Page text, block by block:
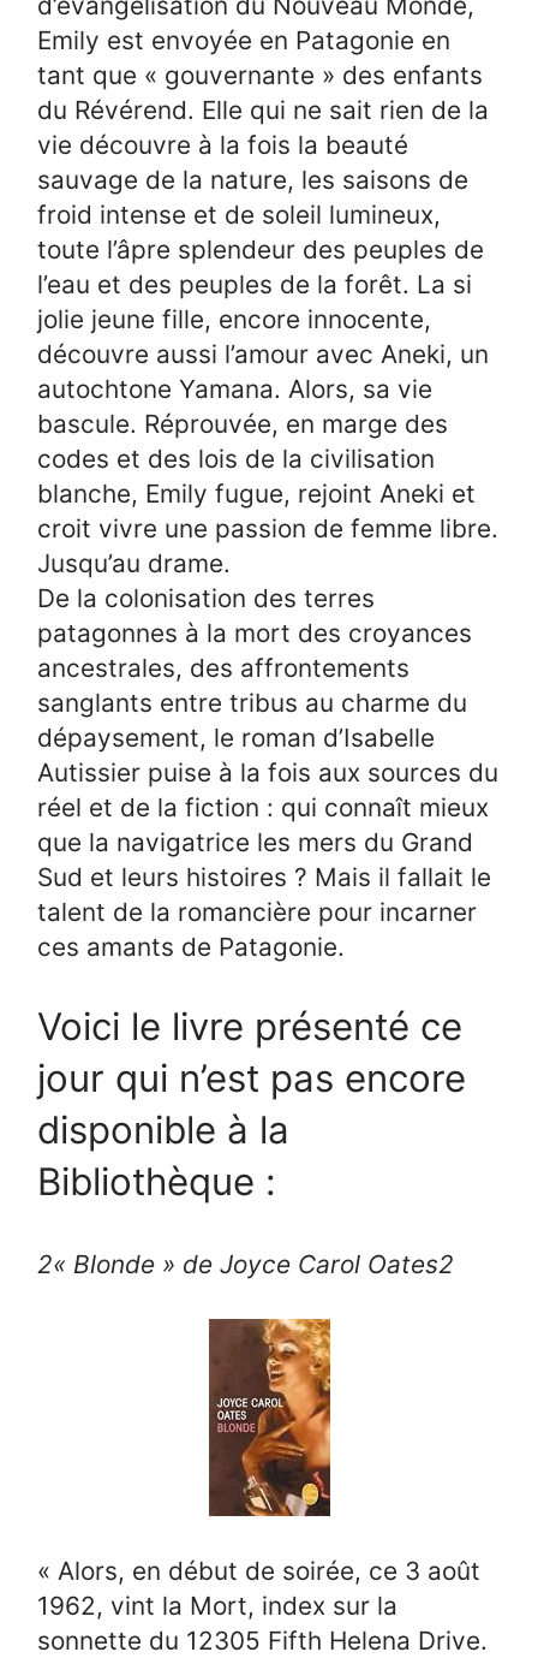
Emily est envoyée en Patagonie en
tant que « gouvernante » des enfants
du Révérend. Elle qui ne sait rien de la
vie découvre à la fois la beauté
sauvage de la nature, les saisons de
froid intense et de soleil lumineux,
toute l’âpre splendeur des peuples de
l’eau et des peuples de la forêt. La si
jolie jeune fille, encore innocente,
découvre aussi l’amour avec Aneki, un
autochtone Yamana. Alors, sa vie
bascule. Réprouvée, en marge des
codes et des lois de la civilisation
blanche, Emily fugue, rejoint Aneki et
croit vivre une passion de femme libre.
Jusqu’au drame.
De la colonisation des terres
patagonnes à la mort des croyances
ancestrales, des affrontements
sanglants entre tribus au charme du
dépaysement, le roman d’Isabelle
Autissier puise à la fois aux sources du
réel et de la fiction : qui connaît mieux
que la navigatrice les mers du Grand
Sud et leurs histoires ? Mais il fallait le
talent de la romancière pour incarner
ces amants de Patagonie.
Voici le livre présenté ce
jour qui n’est pas encore
disponible à la
Bibliothèque :
2« Blonde » de Joyce Carol Oates2
« Alors, en début de soirée, ce 3 août
1962, vint la Mort, index sur la
sonnette du 12305 Fifth Helena Drive.